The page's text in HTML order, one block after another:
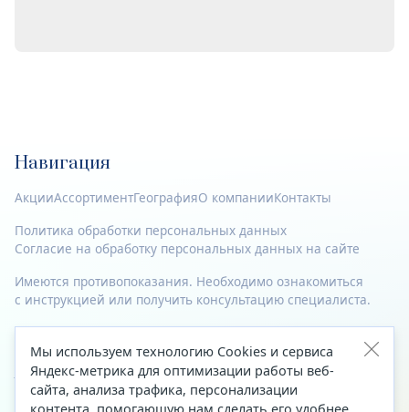
Навигация
АкцииАссортиментГеографияО компанииКонтакты
Политика обработки персональных данных
Согласие на обработку персональных данных на сайте
Имеются противопоказания. Необходимо ознакомиться
с инструкцией или получить консультацию специалиста.
© 2023—2026 Все права защищены.
Адрес
Архангельск, ул. Папанина, д. 19 (вход в здание со стороны
Мы используем технологию Cookies и сервиса
Яндекс-метрика для оптимизации работы веб-
сайта, анализа трафика, персонализации